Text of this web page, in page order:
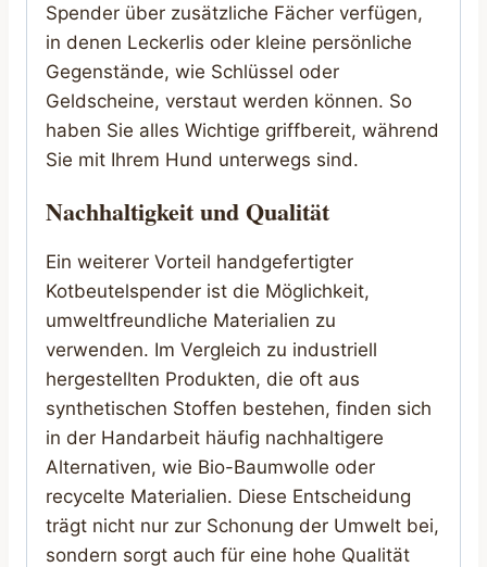
Spender über zusätzliche Fächer verfügen,
in denen Leckerlis oder kleine persönliche
Gegenstände, wie Schlüssel oder
Geldscheine, verstaut werden können. So
haben Sie alles Wichtige griffbereit, während
Sie mit Ihrem Hund unterwegs sind.
Nachhaltigkeit und Qualität
Ein weiterer Vorteil handgefertigter
Kotbeutelspender ist die Möglichkeit,
umweltfreundliche Materialien zu
verwenden. Im Vergleich zu industriell
hergestellten Produkten, die oft aus
synthetischen Stoffen bestehen, finden sich
in der Handarbeit häufig nachhaltigere
Alternativen, wie Bio-Baumwolle oder
recycelte Materialien. Diese Entscheidung
trägt nicht nur zur Schonung der Umwelt bei,
sondern sorgt auch für eine hohe Qualität